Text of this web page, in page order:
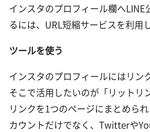
インスタのプロフィール欄へ
るには、URL短縮サービスを利用
ツールを使う
インスタのプロフィールにはリン
そこで活用したいのが「リットリ
リンクを1つのページにまとめら
カウントだけでなく、Twitterや